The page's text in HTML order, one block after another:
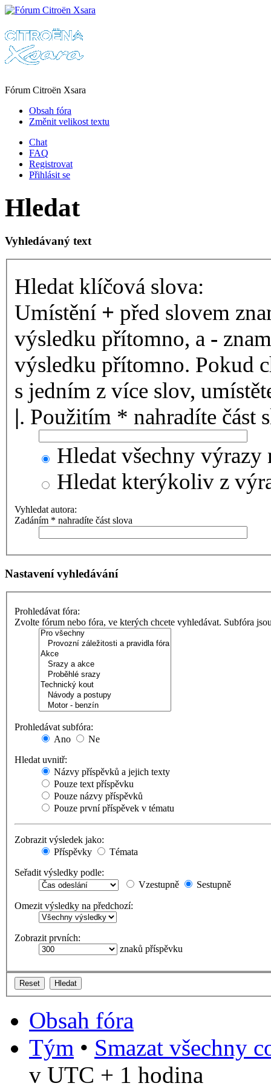
Fórum Citroën Xsara
Obsah fóra
Změnit velikost textu
Chat
FAQ
Registrovat
Přihlásit se
Hledat
Vyhledávaný text
Hledat klíčová slova:
Umístění + před slovem
výsledku přítomno, a -
výsledku přítomno. Pokud
s jedním z více slov,
|. Použitím * nahradíte část
Hledat všechny výrazy
Hledat kterýkoliv z
Vyhledat autora:
Zadáním * nahradíte část slova
Nastavení vyhledávání
Prohledávat fóra:
Zvolte fórum nebo fóra, ve kterých chcete vyhledávat. Subfóra
Prohledávat subfóra:
Ano
Ne
Hledat uvnitř:
Názvy příspěvků a jejich texty
Pouze text příspěvku
Pouze názvy příspěvků
Pouze první příspěvek v tématu
Zobrazit výsledek jako:
Příspěvky
Témata
Seřadit výsledky podle:
Vzestupně
Sestupně
Omezit výsledky na předchozí:
Zobrazit prvních:
znaků příspěvku
Obsah fóra
Tým • Smazat všechny
v UTC + 1 hodina